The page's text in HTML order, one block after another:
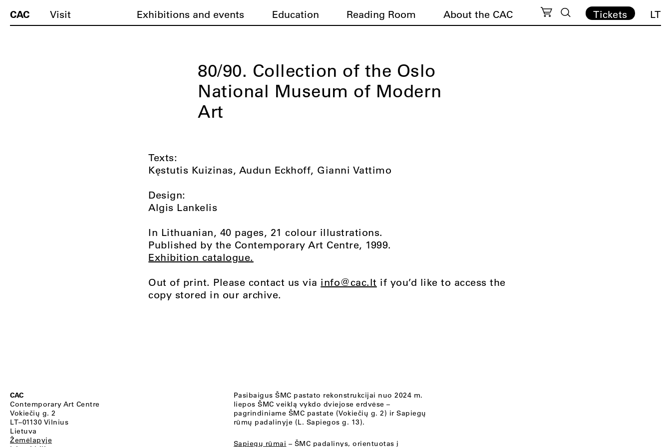
CAC Visit Exhibitions and events Education Reading Room About the CAC Tickets LT
80/90. Collection of the Oslo
National Museum of Modern
Art
Texts:
Kęstutis Kuizinas, Audun Eckhoff, Gianni Vattimo
Design:
Algis Lankelis
In Lithuanian, 40 pages, 21 colour illustrations.
Published by the Contemporary Art Centre, 1999.
Exhibition catalogue.
Out of print. Please contact us via info@cac.lt if you’d like to access the
copy stored in our archive.
CAC
Contemporary Art Centre
Vokiečių g. 2
LT–01130 Vilnius
Lietuva
Žemėlapyje
Pasibaigus ŠMC pastato rekonstrukcijai nuo 2024 m.
liepos ŠMC veiklą vykdo dviejose erdvėse –
pagrindiniame ŠMC pastate (Vokiečių g. 2) ir Sapiegų
rūmų padalinyje (L. Sapiegos g. 13).
Sapiegų rūmai – ŠMC padalinys, orientuotas į